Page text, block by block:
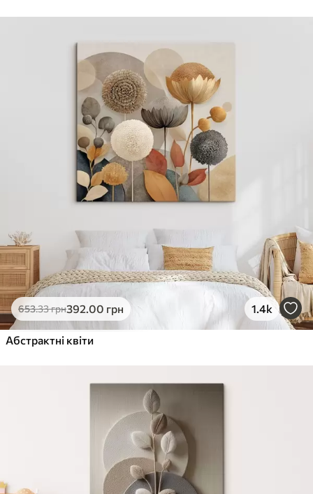
Від290.00грн
Яскраві, насичені кольори
Стійкість до вицвітання
Безпечне чорнило без запаху
Поверхня з текстурою полотна
Екологічний матеріал
грн
Яскраві, насичені кольори
Стійкість до вицвітання
✓ Поверхня з текстурою полотна
✗ Екологічний матеріал
Еко-Преміум
.00грн
✓Яскраві, насичені кольори
Поверхня з текстурою полотна
653.33грн392.00 грн 1.4k
Абстрактні квіти